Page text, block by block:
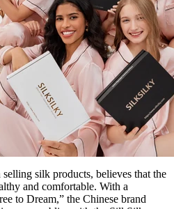
silk products, believes that the
and comfortable. With a
to Dream,” the Chinese brand